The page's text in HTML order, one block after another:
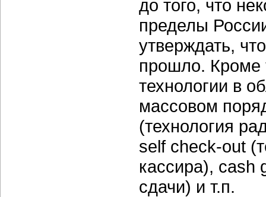
до того, что
пределы
утверждать,
прошло. Кроме
технологии в
массовом
(технология
self check-out
кассира), cash
сдачи) и т.п.